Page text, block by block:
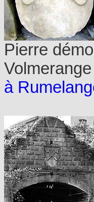
Pierre
à